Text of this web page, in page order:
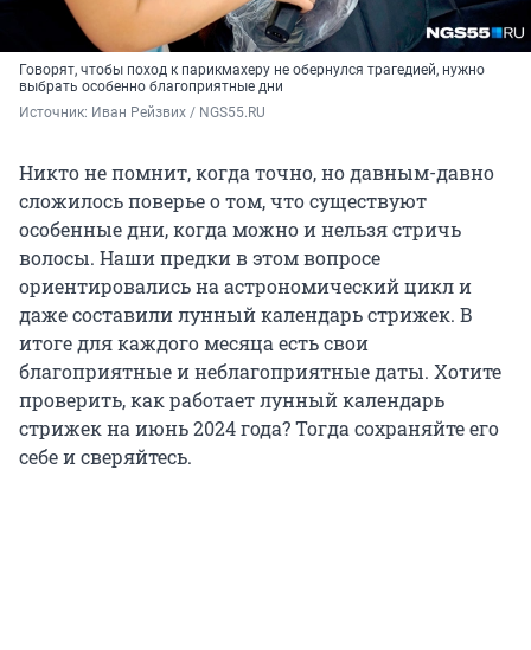
Говорят, чтобы поход к парикмахеру не обернулся трагедией, нужно
выбрать особенно благоприятные дни
Источник: Иван Рейзвих / NGS55.RU
Никто не помнит, когда точно, но давным-давно
сложилось поверье о том, что существуют
особенные дни, когда можно и нельзя стричь
волосы. Наши предки в этом вопросе
ориентировались на астрономический цикл и
даже составили лунный календарь стрижек. В
итоге для каждого месяца есть свои
благоприятные и неблагоприятные даты. Хотите
проверить, как работает лунный календарь
стрижек на июнь 2024 года? Тогда сохраняйте его
себе и сверяйтесь.